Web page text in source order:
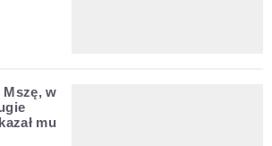
Mszę, w
mu